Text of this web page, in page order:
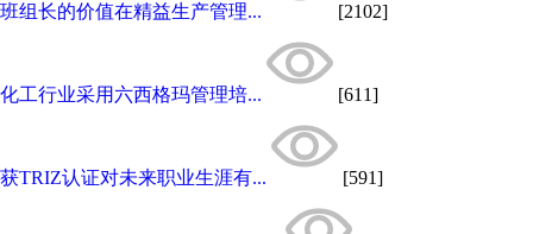
班组长的价值在精益生产管理... [2102]
化工行业采用六西格玛管理培... [611]
获TRIZ认证对未来职业生涯有... [591]